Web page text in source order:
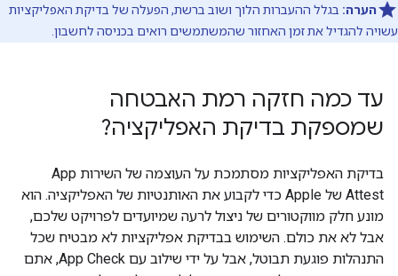
הערה: בגלל ההעברות הלוך ושוב ברשת, הפעלה של בדיקת האפליקציות
עשויה להגדיל את זמן האחזור שהמשתמשים רואים בכניסה לחשבון.
עד כמה חזקה רמת האבטחה
שמספקת בדיקת האפליקציה?
בדיקת האפליקציות מסתמכת על העוצמה של השירות App
Attest של Apple כדי לקבוע את האותנטיות של האפליקציה. הוא
מונע חלק מווקטורים של ניצול לרעה שמיועדים לפרויקט שלכם,
אבל לא את כולם. השימוש בבדיקת אפליקציות לא מבטיח שכל
התנהלות פוגעת תבוטל, אבל על ידי שילוב עם App Check, אתם